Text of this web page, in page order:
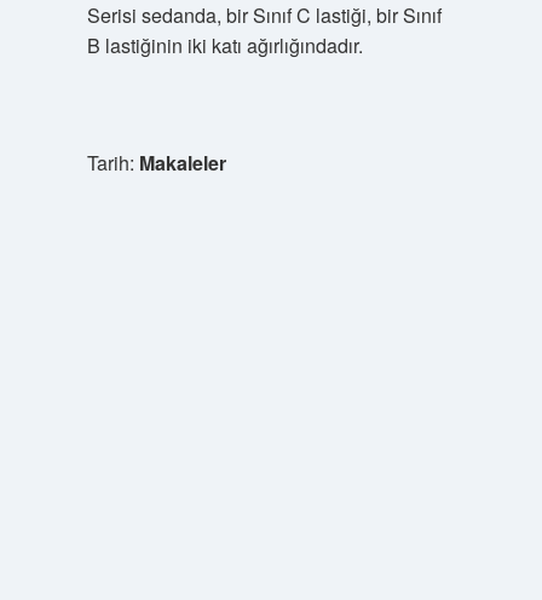
Serisi sedanda, bir Sınıf C lastiği, bir Sınıf
B lastiğinin iki katı ağırlığındadır.
Tarih: Makaleler